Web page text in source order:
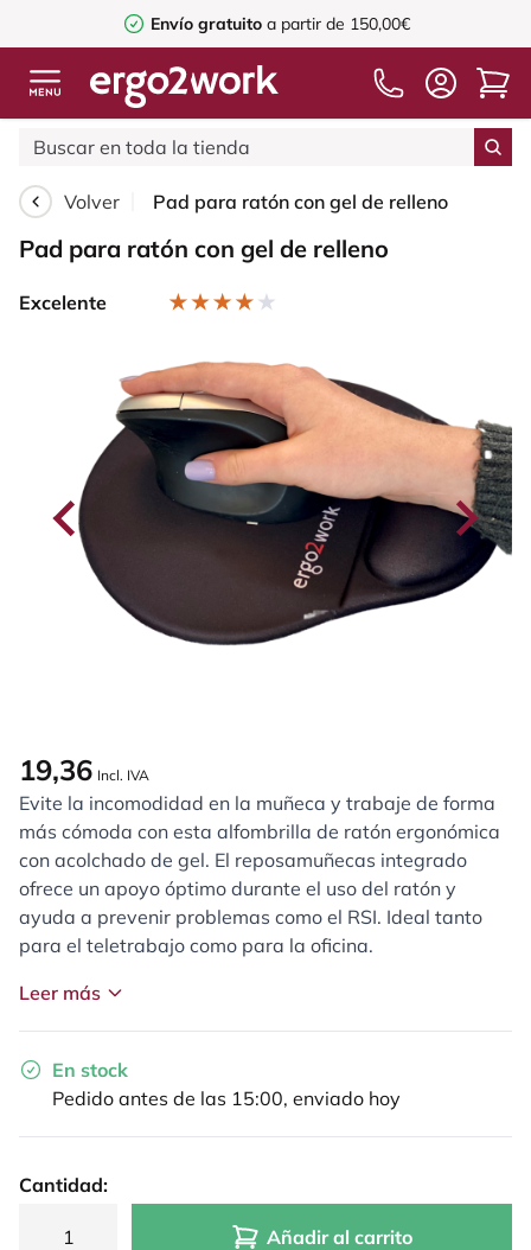
Envío gratuito a partir de 150,00€
Volver Pad para ratón con gel de relleno
Pad para ratón con gel de relleno
Excelente
19,36 Incl. IVA
Evite la incomodidad en la muñeca y trabaje de forma
más cómoda con esta alfombrilla de ratón ergonómica
con acolchado de gel. El reposamuñecas integrado
ofrece un apoyo óptimo durante el uso del ratón y
ayuda a prevenir problemas como el RSI. Ideal tanto
para el teletrabajo como para la oficina.
Leer más
En stock
Pedido antes de las 15:00, enviado hoy
Cantidad:
Añadir al carrito